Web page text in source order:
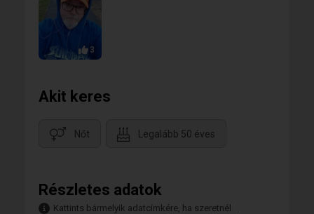
3
Akit keres
Nőt Legalább 50 éves
Részletes adatok
Kattints bármelyik adatcímkére, ha szeretnél